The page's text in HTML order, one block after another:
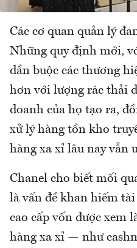
Các cơ quan quản lý
Những quy định mới,
dần buộc các thương
hơn với lượng rác thải
doanh của họ tạo ra,
xử lý hàng tồn kho
hàng xa xỉ lâu nay vẫn
Chanel cho biết mối
là vấn đề khan hiếm
cao cấp vốn được xem
hàng xa xỉ — như